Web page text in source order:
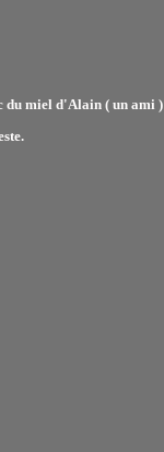
du miel d'Alain ( un ami )